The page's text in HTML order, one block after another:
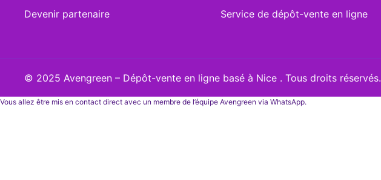
Devenir partenaire
Service de dépôt-vente en ligne
© 2025 Avengreen – Dépôt-vente en ligne basé à Nice . Tous droits réservés.
Vous allez être mis en contact direct avec un membre de l’équipe Avengreen via WhatsApp.